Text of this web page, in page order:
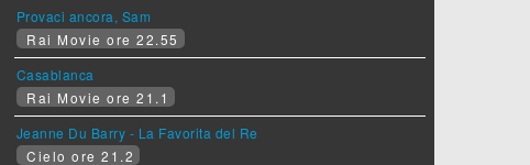
Provaci ancora, Sam
Rai Movie ore 22.55
Casablanca
Rai Movie ore 21.1
Jeanne Du Barry - La Favorita del Re
Cielo ore 21.2